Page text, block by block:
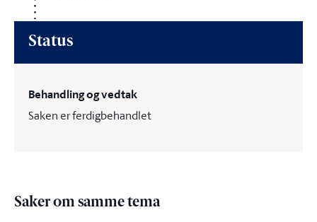
Status
Behandling og vedtak
Saken er ferdigbehandlet
Saker om samme tema